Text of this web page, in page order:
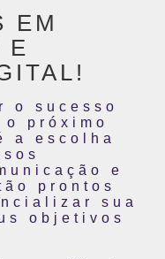
EM
E
o sucesso
próximo
a escolha
e
prontos
sua
objetivos